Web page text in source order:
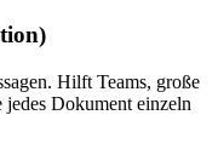
Hilft Teams, große
Dokument einzeln